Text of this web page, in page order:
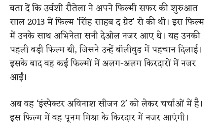
बता दें कि उर्वशी रौतेला ने अपने फिल्मी सफर की शुरुआत
साल 2013 में फिल्म ‘सिंह साहब द ग्रेट’ से की थी। इस फिल्म
में उनके साथ अभिनेता सनी देओल नजर आए थे। यह उनकी
पहली बड़ी फिल्म थी, जिसने उन्हें बॉलीवुड में पहचान दिलाई।
इसके बाद वह कई फिल्मों में अलग-अलग किरदारों में नजर
आईं।
अब वह ‘इंस्पेक्टर अविनाश सीजन 2’ को लेकर चर्चाओं में है।
इस फिल्म में वह पूनम मिश्रा के किरदार में नजर आएंगी।